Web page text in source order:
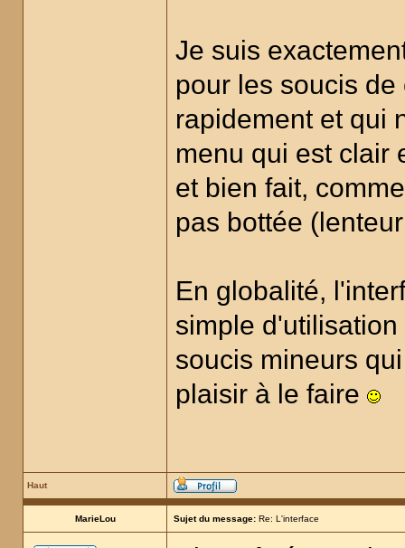
Je suis
pour les soucis
rapidement et qui
menu qui est clair
et bien fait,
pas bottée
En globalité,
simple
soucis mineurs
plaisir à le faire
Haut
MarieLou Sujet du message: Re: L'interface